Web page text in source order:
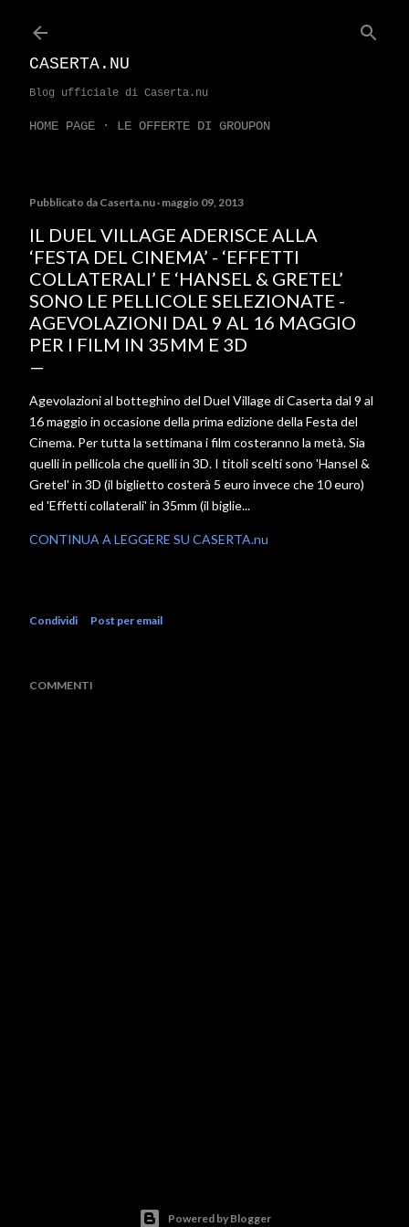
CASERTA.NU
Blog ufficiale di Caserta.nu
HOME PAGE LE OFFERTE DI GROUPON
Pubblicato da Caserta.nu maggio 09, 2013
IL DUEL VILLAGE ADERISCE ALLA
‘FESTA DEL CINEMA’ - ‘EFFETTI
COLLATERALI’ E ‘HANSEL & GRETEL’
SONO LE PELLICOLE SELEZIONATE -
AGEVOLAZIONI DAL 9 AL 16 MAGGIO
PER I FILM IN 35MM E 3D
Agevolazioni al botteghino del Duel Village di Caserta dal 9 al
16 maggio in occasione della prima edizione della Festa del
Cinema. Per tutta la settimana i film costeranno la metà. Sia
quelli in pellicola che quelli in 3D. I titoli scelti sono 'Hansel &
Gretel' in 3D (il biglietto costerà 5 euro invece che 10 euro)
ed 'Effetti collaterali' in 35mm (il biglie...
CONTINUA A LEGGERE SU CASERTA.nu
Condividi Post per email
COMMENTI
Powered by Blogger